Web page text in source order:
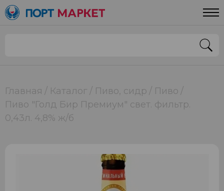
Главная Каталог Пиво, сидр
Пиво
Пиво "Голд Бир Премиум" свет. фильтр.
0,43л. 4,8% ж/б